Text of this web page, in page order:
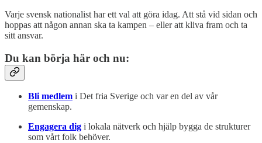
Varje svensk nationalist har ett val att göra idag. Att stå vid sidan och
hoppas att någon annan ska ta kampen – eller att kliva fram och ta
sitt ansvar.
Du kan börja här och nu:
Bli medlem i Det fria Sverige och var en del av vår
gemenskap.
Engagera dig i lokala nätverk och hjälp bygga de strukturer
som vårt folk behöver.